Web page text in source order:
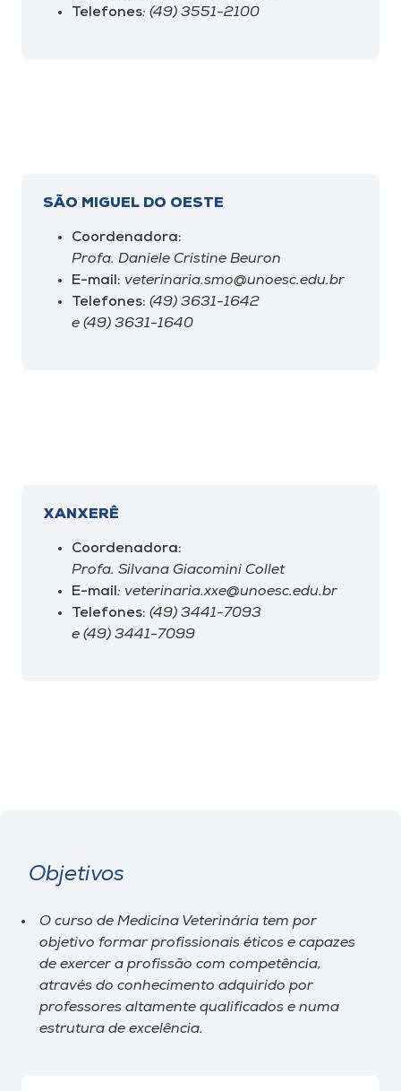
Telefones: (49) 3551-2100
SÃO MIGUEL DO OESTE
Coordenadora:
Profa. Daniele Cristine Beuron
E-mail: veterinaria.smo@unoesc.edu.br
Telefones: (49) 3631-1642
e (49) 3631-1640
XANXERÊ
Coordenadora:
Profa. Silvana Giacomini Collet
E-mail : veterinaria.xxe@unoesc.edu.br
Telefones: (49) 3441-7093
e (49) 3441-7099
Objetivos
O curso de Medicina Veterinária tem por
objetivo formar profissionais éticos e capazes
de exercer a profissão com competência,
através do conhecimento adquirido por
professores altamente qualificados e numa
estrutura de excelência.